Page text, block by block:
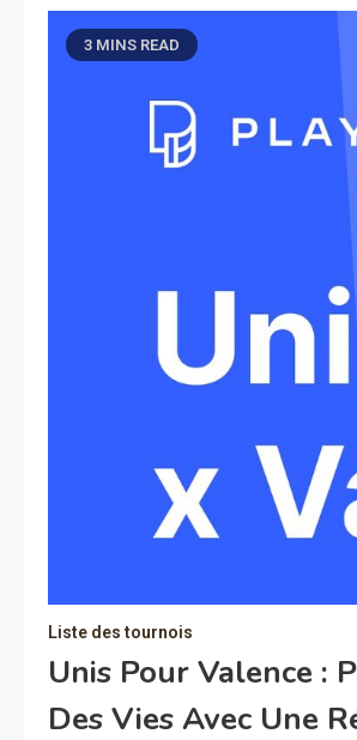
3 MINS READ
Liste des tournois
Unis Pour Valence :
Des Vies Avec Une